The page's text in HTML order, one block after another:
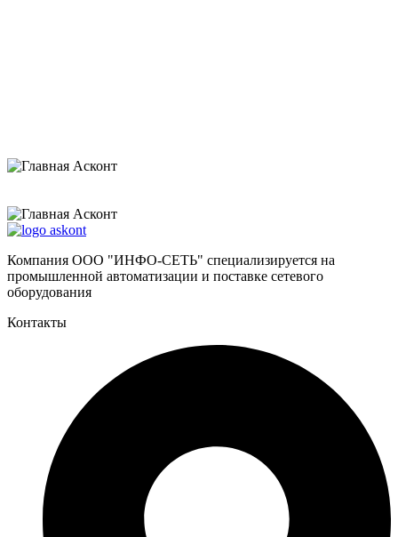
Компания ООО "ИНФО-СЕТЬ" специализируется на
промышленной автоматизации и поставке сетевого
оборудования
Контакты